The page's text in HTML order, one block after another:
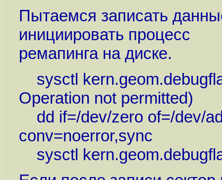
Пытаемся записать
инициировать процесс
ремапинга на диске.
sysctl
Operation not permitted)
dd if=/dev/zero of=/dev/
conv=noerror,sync
sysctl